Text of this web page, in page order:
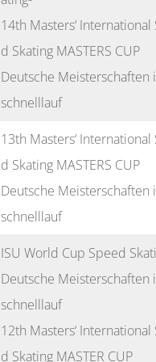
14th Masters‘ International
d Skating MASTERS CUP
Deutsche Meisterschaften
schnelllauf
13th Masters‘ International
d Skating MASTERS CUP
Deutsche Meisterschaften
schnelllauf
ISU World Cup Speed
Deutsche Meisterschaften
schnelllauf
12th Masters‘ International
d Skating MASTER CUP